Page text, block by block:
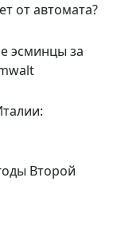
от автомата?
эсминцы за
Второй